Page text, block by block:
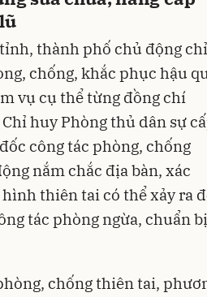
thành phố chủ động chỉ
chống, khắc phục hậu
vụ cụ thể từng đồng chí
huy Phòng thủ dân sự
công tác phòng, chống
nắm chắc địa bàn, xác
thiên tai có thể xảy ra
tác phòng ngừa, chuẩn bị
chống thiên tai,